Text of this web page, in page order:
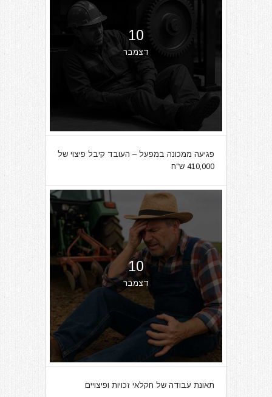
10
דצמבר
פגיעה ממכונה במפעל – העובד קיבל פיצוי של
410,000 ש"ח
10
דצמבר
תאונת עבודה של חקלאי זכויות ופיצויים